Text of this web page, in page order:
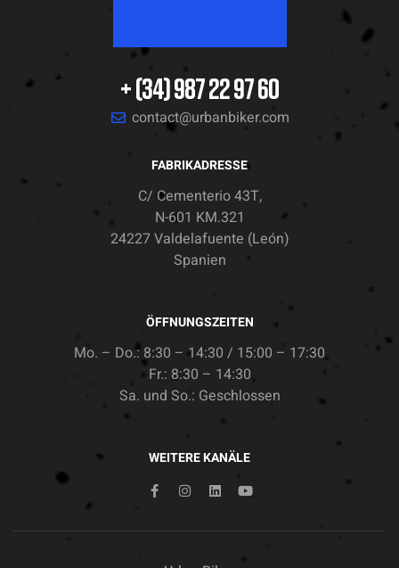
+ (34) 987 22 97 60
contact@urbanbiker.com
FABRIKADRESSE
C/ Cementerio 43T,
N-601 KM.321
24227 Valdelafuente (León)
Spanien
ÖFFNUNGSZEITEN
Mo. – Do.: 8:30 – 14:30 / 15:00 – 17:30
Fr.: 8:30 – 14:30
Sa. und So.: Geschlossen
WEITERE KANÄLE